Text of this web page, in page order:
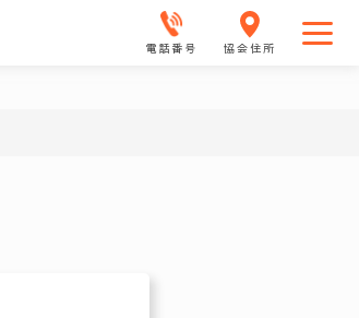
電話番号 協会住所